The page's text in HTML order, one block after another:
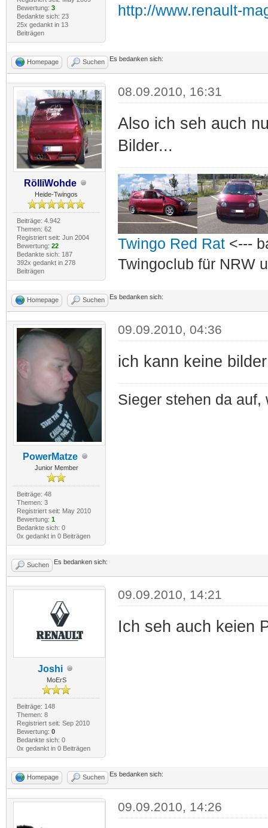
Bewertung: 3
Bedankte sich: 23
25x gedankt in 13
Beiträgen
http://www.renault-
Homepage Suchen Es bedanken sich:
RölliWohde
Heide-Twingos
Beiträge: 4.942
Themen: 62
Registriert seit: Jun 2004
Bewertung: 22
Bedankte sich: 187
392x gedankt in 278
Beiträgen
08.09.2010, 16:31
Also ich seh auch
Bilder...
Twingo Red Rat<---
Twingoclub für NRW
Homepage Suchen Es bedanken sich:
PowerMatze
Junior Member
Beiträge: 48
Themen: 3
Registriert seit: May 2010
Bewertung: 1
Bedankte sich: 0
0x gedankt in 0 Beiträgen
09.09.2010, 04:36
ich kann keine
Sieger stehen da auf,
Suchen Es bedanken sich:
Joshi
MoErS
Beiträge: 148
Themen: 8
Registriert seit: Sep 2010
Bewertung: 0
Bedankte sich: 0
0x gedankt in 0 Beiträgen
09.09.2010, 14:21
Ich seh auch keien
Homepage Suchen Es bedanken sich:
09.09.2010, 14:26